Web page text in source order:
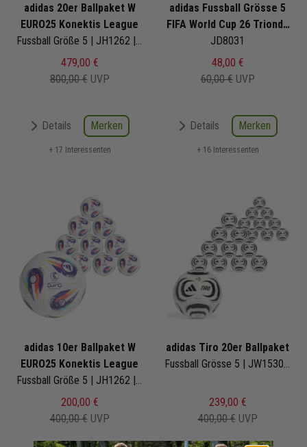
adidas 20er Ballpaket W
EURO25 Konektis League
479,00 €
800,00 € UVP
Details Merken
+ 17 Interessenten
adidas Fussball Grösse 5
FIFA World Cup 26 Trionda
Competition
JD8031
48,00 €
60,00 € UVP
Details Merken
+ 16 Interessenten
adidas 10er Ballpaket W
EURO25 Konektis League
Fussball Größe 5 | JH1262 | Frauen Europameisterschaft 2025 | EM-Ball
200,00 €
400,00 € UVP
adidas Tiro 20er Ballpaket
Fussball Grösse 5 | JW1530 | Fußbälle Set 20-teilig
239,00 €
400,00 € UVP